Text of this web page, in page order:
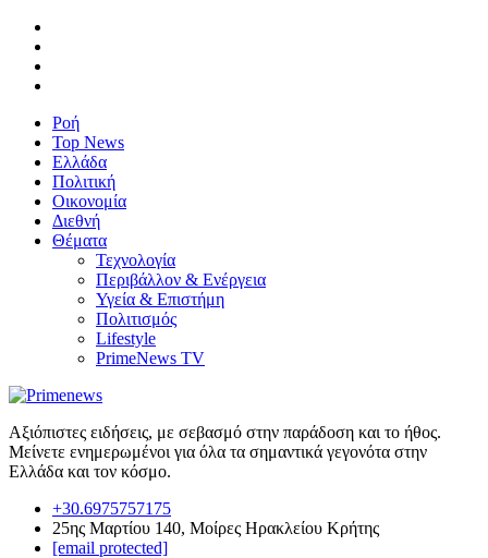
Ροή
Top News
Ελλάδα
Πολιτική
Οικονομία
Διεθνή
Θέματα
Τεχνολογία
Περιβάλλον & Ενέργεια
Υγεία & Επιστήμη
Πολιτισμός
Lifestyle
PrimeNews TV
Αξιόπιστες ειδήσεις, με σεβασμό στην παράδοση και το ήθος.
Μείνετε ενημερωμένοι για όλα τα σημαντικά γεγονότα στην
Ελλάδα και τον κόσμο.
+30.6975757175
25ης Μαρτίου 140, Μοίρες Ηρακλείου Κρήτης
[email protected]